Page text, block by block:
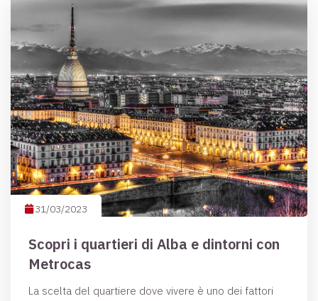
31/03/2023
Scopri i quartieri di Alba e dintorni con
Metrocas
La scelta del quartiere dove vivere è uno dei fattori